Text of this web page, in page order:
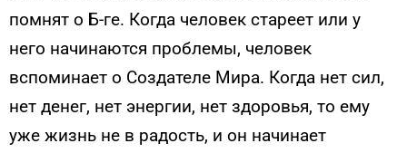
помнят о Б-ге. Когда человек стареет или у
него начинаются проблемы, человек
вспоминает о Создателе Мира. Когда нет сил,
нет денег, нет энергии, нет здоровья, то ему
уже жизнь не в радость, и он начинает